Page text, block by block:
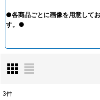
●各商品ごとに画像を用意して
す。●
3件